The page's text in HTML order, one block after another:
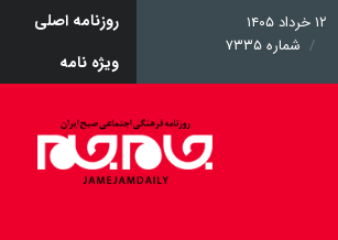
۱۲ خرداد ۱۴۰۵
شماره ۷۳۳۵
روزنامه اصلی
ویژه نامه